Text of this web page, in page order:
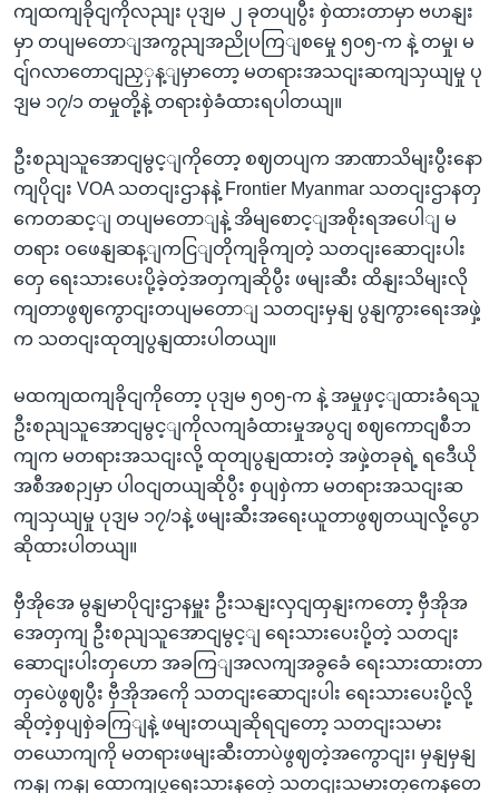
ကျထကျခိုငျကိုလညျး ပုဒျမ ၂ ခုတပျပွီး စှဲထားတာမှာ ဗဟနျး
မှာ တပျမတောျအကွညျအညိုပကြျစမှေု ၅၀၅-က နဲ့ တမှု၊ မ
ငျ်ဂလာတောငျညှှန့ျမှာတော့ မတရားအသငျးဆကျသှယျမှု ပု
ဒျမ ၁၇/၁ တမှုတို့နဲ့ တရားစှဲခံထားရပါတယျ။
ဦးစညျသူအောငျမွင့ျကိုတော့ စဈတပျက အာဏာသိမျးပွီးနော
ကျပိုငျး VOA သတငျးဌာနနဲ့ Frontier Myanmar သတငျးဌာနတှ
ကေတဆင့ျ တပျမတောျနဲ့ အိမျစောင့ျအစိုးရအပေါျ မ
တရား ဝဖေနျဆန့ျကငြျတိုကျခိုကျတဲ့ သတငျးဆောငျးပါး
တှေ ရေးသားပေးပို့ခဲ့တဲ့အတှကျဆိုပွီး ဖမျးဆီး ထိနျးသိမျးလို
ကျတာဖွဈကွောငျးတပျမတောျ သတငျးမှနျ ပွနျကွားရေးအဖှဲ့
က သတငျးထုတျပွနျထားပါတယျ။
မထကျထကျခိုငျကိုတော့ ပုဒျမ ၅၀၅-က နဲ့ အမှုဖှင့ျထားခံရသူ
ဦးစညျသူအောငျမွင့ျကိုလကျခံထားမှုအပွငျ စဈကောငျစီဘ
ကျက မတရားအသငျးလို့ ထုတျပွနျထားတဲ့ အဖှဲ့တခုရဲ့ ရဒေီယို
အစီအစဉျမှာ ပါဝငျတယျဆိုပွီး စှပျစှဲကာ မတရားအသငျးဆ
ကျသှယျမှု ပုဒျမ ၁၇/၁နဲ့ ဖမျးဆီးအရေးယူတာဖွဈတယျလို့ပွော
ဆိုထားပါတယျ။
ဗှီအိုအေ မွနျမာပိုငျးဌာနမှူး ဦးသနျးလှငျထှနျးကတော့ ဗှီအိုအ
အေတှကျ ဦးစညျသူအောငျမွင့ျ ရေးသားပေးပို့တဲ့ သတငျး
ဆောငျးပါးတှဟော အခကြျအလကျအခွခေံ ရေးသားထားတာ
တှပေဲဖွဈပွီး ဗှီအိုအကေို သတငျးဆောငျးပါး ရေးသားပေးပို့လို့
ဆိုတဲ့စှပျစှဲခကြျနဲ့ ဖမျးတယျဆိုရငျတော့ သတငျးသမား
တယောကျကို မတရားဖမျးဆီးတာပဲဖွဈတဲ့အကွောငျး၊ မှနျမှနျ
ကနျ ကနျ ထောကျပွရေးသားနတေဲ့ သတငျးသမားတှကေနတေ